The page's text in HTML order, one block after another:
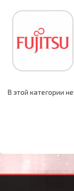
В этой категории